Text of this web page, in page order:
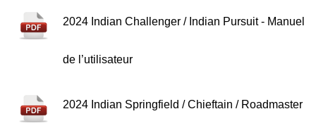
2024 Indian Challenger / Indian Pursuit - Manuel
de l’utilisateur
2024 Indian Springfield / Chieftain / Roadmaster